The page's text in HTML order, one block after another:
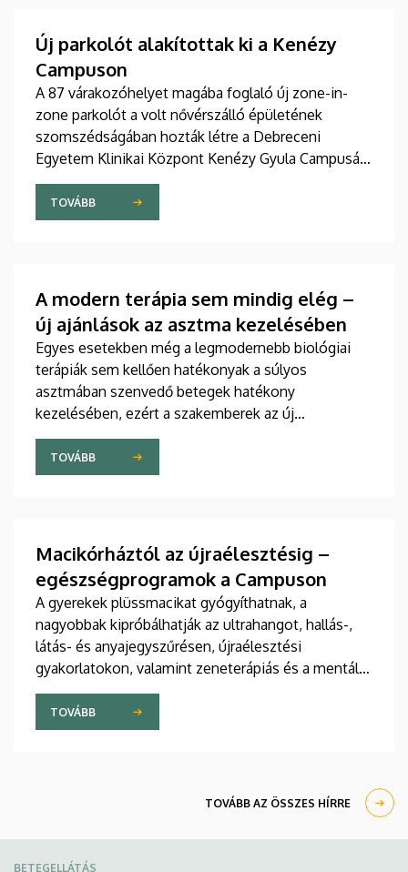
Új parkolót alakítottak ki a Kenézy
Campuson
A 87 várakozóhelyet magába foglaló új zone-in-
zone parkolót a volt nővérszálló épületének
szomszédságában hozták létre a Debreceni
Egyetem Klinikai Központ Kenézy Gyula Campusán.
Az új területet várhatóan augusztusban nyitják meg
a járművek előtt.
TOVÁBB
A modern terápia sem mindig elég –
új ajánlások az asztma kezelésében
Egyes esetekben még a legmodernebb biológiai
terápiák sem kellően hatékonyak a súlyos
asztmában szenvedő betegek hatékony
kezelésében, ezért a szakemberek az új
gyógyszerek kifejlesztésére irányuló kutatások
felgyorsítását sürgetik. A témában a közelmúltban
jelent meg tanulmány a világ egyik legrangosabb
szerzője a Debreceni Egyetem egyetemi tanára.
TOVÁBB
Macikórháztól az újraélesztésig –
egészségprogramok a Campuson
A gyerekek plüssmacikat gyógyíthatnak, a
nagyobbak kipróbálhatják az ultrahangot, hallás-,
látás- és anyajegyszűrésen, újraélesztési
gyakorlatokon, valamint zeneterápiás és a mentális
egészséget támogató prevenciós foglalkozásokon
is részt vehetnek a július 22-én kezdődő Campus
Fesztiválon. A Debreceni Egyetem Klinikai
Egyetem téren felállított faházaknál, illetve a
Központban.
TOVÁBB
TOVÁBB AZ ÖSSZES HÍRRE
BETEGELLÁTÁS